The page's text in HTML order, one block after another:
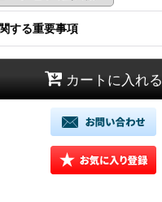
する重要事項
カートに入れる